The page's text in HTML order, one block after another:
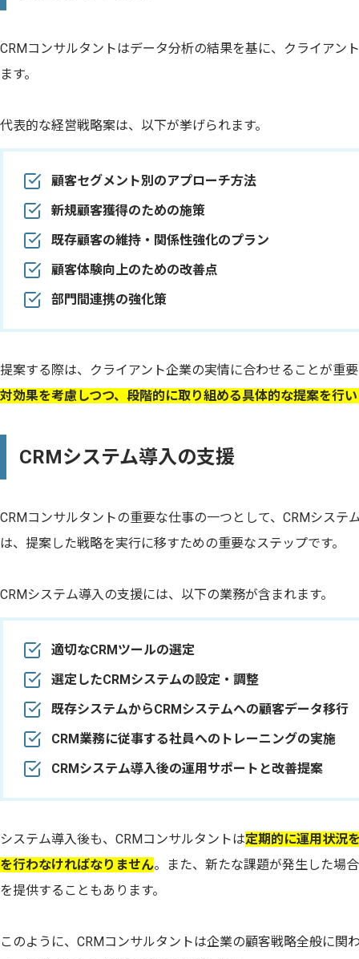
CRMコンサルタントはデータ分析の結果を基に、クライアン
ます。
代表的な経営戦略案は、以下が挙げられます。
顧客セグメント別のアプローチ方法
新規顧客獲得のための施策
既存顧客の維持・関係性強化のプラン
顧客体験向上のための改善点
部門間連携の強化策
提案する際は、クライアント企業の実情に合わせることが重
対効果を考慮しつつ、段階的に取り組める具体的な提案を行
CRMシステム導入の支援
CRMコンサルタントの重要な仕事の一つとして、CRMシステ
は、提案した戦略を実行に移すための重要なステップです。
CRMシステム導入の支援には、以下の業務が含まれます。
適切なCRMツールの選定
選定したCRMシステムの設定・調整
既存システムからCRMシステムへの顧客データ移行
CRM業務に従事する社員へのトレーニングの実施
CRMシステム導入後の運用サポートと改善提案
システム導入後も、CRMコンサルタントは定期的に運用状況
を行わなければなりません。また、新たな課題が発生した場
を提供することもあります。
このように、CRMコンサルタントは企業の顧客戦略全般に関